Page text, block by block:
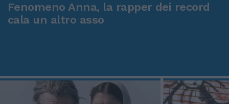
Fenomeno Anna, la rapper dei record
cala un altro asso